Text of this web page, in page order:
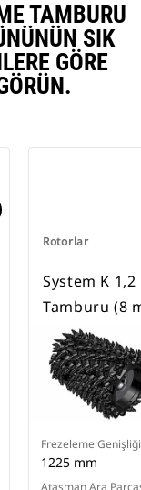
TAMBURU
SIK
GÖRE
Rotorlar
System K
Tamburu (8
Frezeleme Genişliği
1225 mm